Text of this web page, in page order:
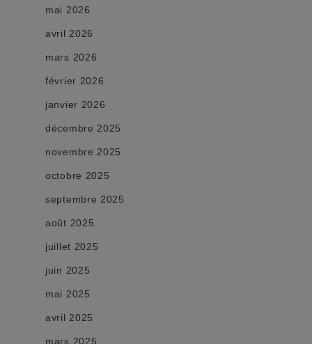
mai 2026
avril 2026
mars 2026
février 2026
janvier 2026
décembre 2025
novembre 2025
octobre 2025
septembre 2025
août 2025
juillet 2025
juin 2025
mai 2025
avril 2025
mars 2025